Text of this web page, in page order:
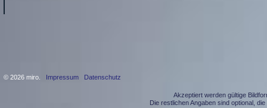
© 2026 miro. Impressum Datenschutz
Akzeptiert werden gültige
Die restlichen Angaben sind optional,